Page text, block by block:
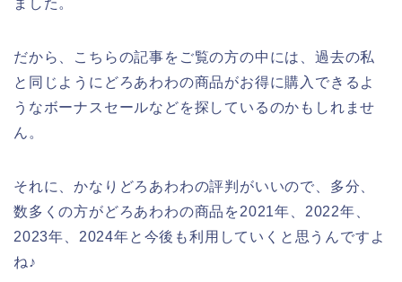
ました。
だから、こちらの記事をご覧の方の中には、過去の私
と同じようにどろあわわの商品がお得に購入できるよ
うなボーナスセールなどを探しているのかもしれませ
ん。
それに、かなりどろあわわの評判がいいので、多分、
数多くの方がどろあわわの商品を2021年、2022年、
2023年、2024年と今後も利用していくと思うんですよ
ね♪